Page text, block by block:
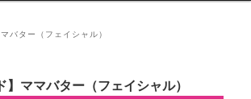
バター（フェイシャル）
】ママバター（フェイシャル）